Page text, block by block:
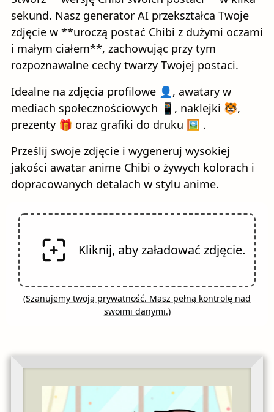
sekund. Nasz generator AI przekształca Twoje
zdjęcie w **uroczą postać Chibi z dużymi oczami
i małym ciałem**, zachowując przy tym
rozpoznawalne cechy twarzy Twojej postaci.
Idealne na zdjęcia profilowe 👤, awatary w
mediach społecznościowych 📱, naklejki 🐯,
prezenty 🎁 oraz grafiki do druku 🖼️ .
Prześlij swoje zdjęcie i wygeneruj wysokiej
jakości awatar anime Chibi o żywych kolorach i
dopracowanych detalach w stylu anime.
Kliknij, aby załadować zdjęcie.
(Szanujemy twoją prywatność. Masz pełną kontrolę nad
swoimi danymi.)